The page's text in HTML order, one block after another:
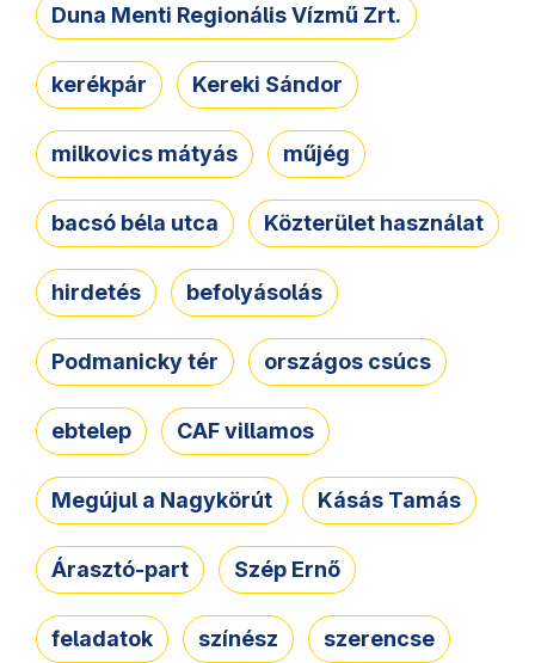
Duna Menti Regionális Vízmű Zrt.
kerékpár Kereki Sándor
milkovics mátyás műjég
bacsó béla utca Közterület használat
hirdetés befolyásolás
Podmanicky tér országos csúcs
ebtelep CAF villamos
Megújul a Nagykörút Kásás Tamás
Árasztó-part Szép Ernő
feladatok színész szerencse